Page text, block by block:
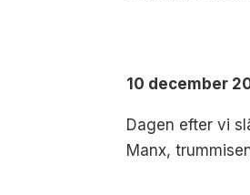
10 december
Dagen efter vi
Manx,